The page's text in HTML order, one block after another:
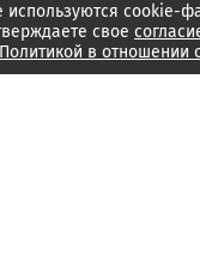
cookie-
свое
Политикой в отношении